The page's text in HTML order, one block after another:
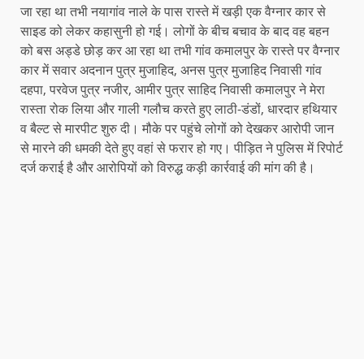
जा रहा था तभी नयागांव नाले के पास रास्ते में खड़ी एक वैग्नार कार से
साइड को लेकर कहासुनी हो गई। लोगों के बीच बचाव के बाद वह बहन
को बस अड्डे छोड़ कर आ रहा था तभी गांव कमालपुर के रास्ते पर वैग्नार
कार में सवार अदनान पुत्र मुजाहिद, अनस पुत्र मुजाहिद निवासी गांव
दहपा, परवेज पुत्र नजीर, आमीर पुत्र साहिद निवासी कमालपुर ने मेरा
रास्ता रोक लिया और गाली गलौच करते हुए लाठी-डंडों, धारदार हथियार
व बैल्ट से मारपीट शुरु दी। मौके पर पहुंचे लोगों को देखकर आरोपी जान
से मारने की धमकी देते हुए वहां से फरार हो गए। पीड़ित ने पुलिस में रिपोर्ट
दर्ज कराई है और आरोपियों को विरुद्ध कड़ी कार्रवाई की मांग की है।